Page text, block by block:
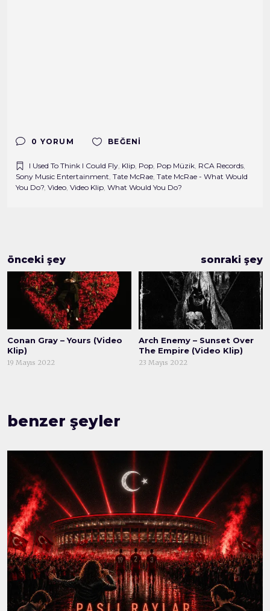
0 YORUM BEĞENI
I Used To Think I Could Fly, Klip, Pop, Pop Müzik, RCA Records,
Sony Music Entertainment, Tate McRae, Tate McRae - What Would
You Do?, Video, Video Klip, What Would You Do?
önceki şey
Conan Gray – Yours (Video
Klip)
19 Mayıs 2022
sonraki şey
Arch Enemy – Sunset Over
The Empire (Video Klip)
23 Mayıs 2022
benzer şeyler